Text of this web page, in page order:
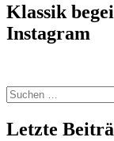
Klassik
Instagram
Suchen
nach:
Letzte